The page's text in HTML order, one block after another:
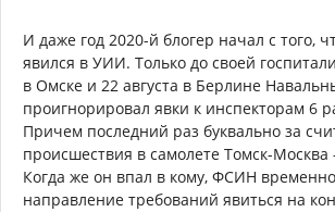
И даже год 2020-й блогер начал с того,
явился в УИИ. Только до своей
в Омске и 22 августа в Берлине
проигнорировал явки к инспекторам 6
Причем последний раз буквально за
происшествия в самолете Томск-Москва
Когда же он впал в кому, ФСИН
направление требований явиться на